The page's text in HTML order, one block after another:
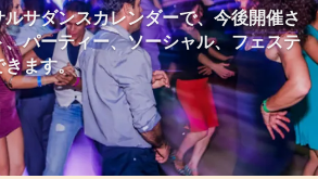
サダンスカレンダーで、今後開催さ
パーティー、ソーシャル、フェステ
きます。